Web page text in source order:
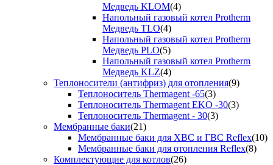
Медведь KLOM(4)
Напольный газовый котел Protherm
Медведь TLO(4)
Напольный газовый котел Protherm
Медведь PLO(5)
Напольный газовый котел Protherm
Медведь KLZ(4)
Теплоносители (антифриз) для отопления(9)
Теплоноситель Thermagent -65(3)
Теплоноситель Thermagent EKO -30(3)
Теплоноситель Thermagent - 30(3)
Мембранные баки(21)
Мембранные баки для ХВС и ГВС Reflex(10)
Мембранные баки для отопления Reflex(8)
Комплектующие для котлов(26)